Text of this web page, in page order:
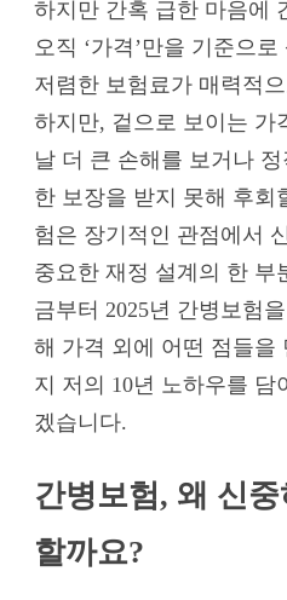
하지만 간혹 급한 마음에
오직 ‘가격’만을 기준으
저렴한 보험료가 매력적
하지만, 겉으로 보이는 가
날 더 큰 손해를 보거나
한 보장을 받지 못해 후회
험은 장기적인 관점에서
중요한 재정 설계의 한 부
금부터 2025년 간병보험
해 가격 외에 어떤 점들을
지 저의 10년 노하우를 담
겠습니다.
간병보험, 왜 신
할까요?